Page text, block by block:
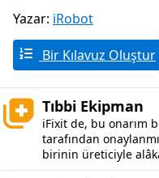
Yazar: iRobot
Bir Kılavuz Oluştur
Tıbbi Ekipman
iFixit de, bu onarım
tarafından
birinin üreticiyle